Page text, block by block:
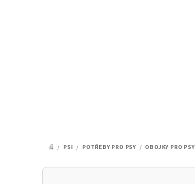
DOMŮ
/ PSI / POTŘEBY PRO PSY / OBOJKY PRO PSY
P